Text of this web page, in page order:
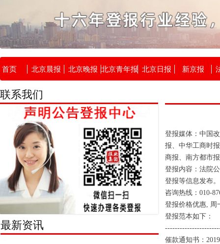
首页 北京晨报 北京晚报 北京青年报 北京日报 新京报
联系我们
最新资讯
登报媒体：中国
报、中华工商时
商报、南方都市
登报内容：法院
登报等信息发布。
咨询热线：010-
登报价格优惠, 周
登报范本如下：
催款通知书：